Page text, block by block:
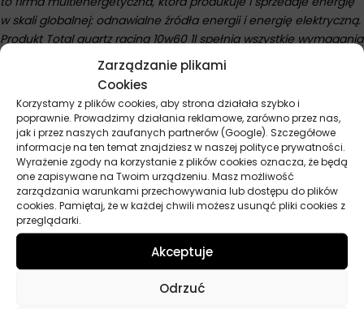
Zarządzanie plikami
Cookies
Korzystamy z plików cookies, aby strona działała szybko i
poprawnie. Prowadzimy działania reklamowe, zarówno przez nas,
jak i przez naszych zaufanych partnerów (Google). Szczegółowe
informacje na ten temat znajdziesz w naszej polityce prywatności.
Wyrażenie zgody na korzystanie z plików cookies oznacza, że będą
one zapisywane na Twoim urządzeniu. Masz możliwość
zarządzania warunkami przechowywania lub dostępu do plików
cookies. Pamiętaj, że w każdej chwili możesz usunąć pliki cookies z
przeglądarki.
Akceptuje
Odrzuć
w skali globalnej: odnawialne źródła energii i energię elektryczną.
Produkt Total quartz racing 10w60 1l spełnia wszystkie wymagania
stawiane przez firmę.
Parametry techniczne
Producent Total
Baza Syntetyczny
Lepkość 10W-60
Przeznaczenie Samochody osobowe